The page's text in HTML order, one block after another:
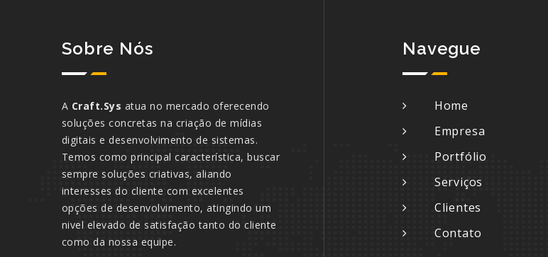
Sobre Nós
A Craft.Sys atua no mercado oferecendo
soluções concretas na criação de mídias
digitais e desenvolvimento de sistemas.
Temos como principal característica, buscar
sempre soluções criativas, aliando
interesses do cliente com excelentes
opções de desenvolvimento, atingindo um
nivel elevado de satisfação tanto do cliente
como da nossa equipe.
Navegue
Home
Empresa
Portfólio
Serviços
Clientes
Contato